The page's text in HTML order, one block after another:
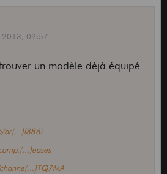
2013, 09:57
un modèle déjà équipé
ar(...)l886i